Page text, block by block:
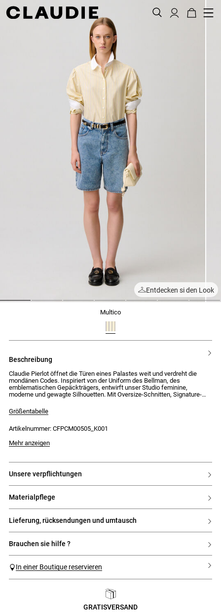
Entdecken si den Look
multico
beschreibung
Claudie Pierlot öffnet die Türen eines Palastes weit und verdreht die
mondänen Codes. Inspiriert von der Uniform des Bellman, des
emblematischen Gepäckträgers, entwirft unser Studio feminine,
moderne und gewagte Silhouetten. Mit Oversize-Schnitten, Signature-
neu, um Stücke mit selbstbewussten und überraschenden Looks zu
kreieren.
Gestreiftes Hemd mit kontrastierendem Claudine-Kragen und gewellten
- Kontrastierende Manschetten mit Kapuzeneinlage
- Knöpfe an den Manschetten
- Wellenkante am Saum des Hemdes vorne und hinten
Größentabelle
Artikelnummer: CFPCM00505_K001
Das Model ist 176cm groß und trägt Größe 34
Mehr anzeigen
unsere verpflichtungen
materialpflege
lieferung, rücksendungen und umtausch
brauchen sie hilfe ?
In einer Boutique reservieren
GRATISVERSAND